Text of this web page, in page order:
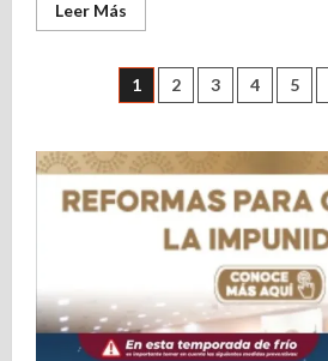
Leer Más
más
En
construcción
nuevo
de
la
avenida
Demetrio
Malerva
Paginación
de
entradas
1 2 3 4 5